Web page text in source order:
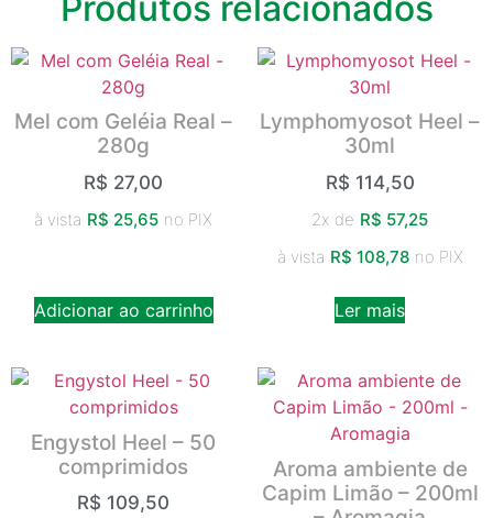
Mel com Geléia Real –
280g
R$ 27,00
à vista R$ 25,65 no PIX
Adicionar ao carrinho
Lymphomyosot Heel –
30ml
R$ 114,50
2x de R$ 57,25
à vista R$ 108,78 no PIX
Ler mais
Engystol Heel – 50
comprimidos
R$ 109,50
Aroma ambiente de
Capim Limão – 200ml